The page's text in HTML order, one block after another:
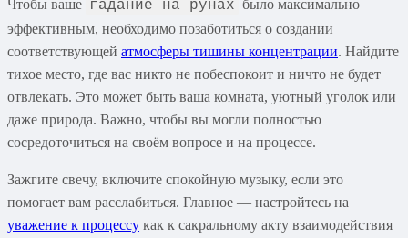
Чтобы ваше гадание на рунах было максимально
эффективным, необходимо позаботиться о создании
соответствующей атмосферы тишины концентрации. Найдите
тихое место, где вас никто не побеспокоит и ничто не будет
отвлекать. Это может быть ваша комната, уютный уголок или
даже природа. Важно, чтобы вы могли полностью
сосредоточиться на своём вопросе и на процессе.
Зажгите свечу, включите спокойную музыку, если это
помогает вам расслабиться. Главное — настройтесь на
уважение к процессу как к сакральному акту взаимодействия